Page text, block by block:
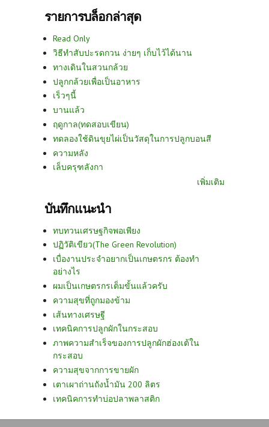
รายการบล็อกล่าสุด
Read Only
วิธีทำสับปะรดกวน ง่ายๆ เก็บไว้ได้นาน
ทางเดินในสวนกล้วย
ปลูกกล้วยเพื่อเป็นอาหาร
เร็วๆนี้
บานแล้ว
ฤดูกาล(ทดสอบเขียน)
ทดลองใช้ดินขุยไผ่เป็นวัสดุในการปลูกบอนสี
ความหลัง
เล็บครุฑลังกา
เพิ่มเติม
บันทึกแนะนำ
ทบทวนเศรษฐกิจพอเพียง
ปฏิวัติเขียว(The Green Revolution)
เบื่องานประจำอยากเป็นเกษตรกร ต้องทำ
อย่างไร
ผมเป็นเกษตรกรเต็มขั้นแล้วครับ
ความสุขที่ถูกมองข้าม
เส้นทางเศรษฐี
เทคนิคการปลูกผักในกระสอบ
ภาพความสำเร็จของการปลูกผักฮ่องเต้ใน
กระสอบ
ความสุขจากการขายผัก
เตาเผาถ่านถังน้ำมัน 200 ลิตร
เทคนิคการทำบ่อปลาพลาสติก